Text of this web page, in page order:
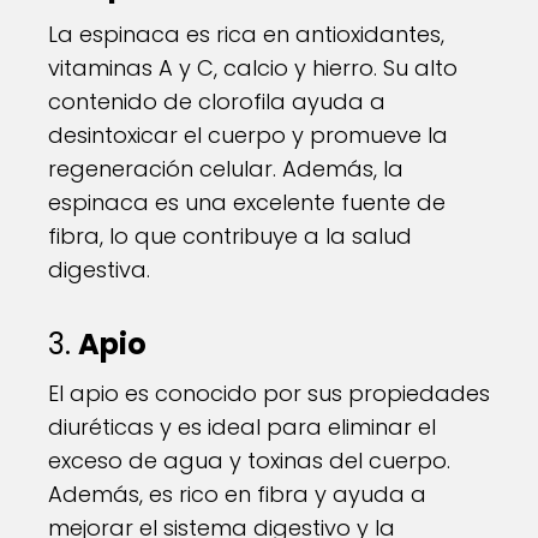
La espinaca es rica en antioxidantes,
vitaminas A y C, calcio y hierro. Su alto
contenido de clorofila ayuda a
desintoxicar el cuerpo y promueve la
regeneración celular. Además, la
espinaca es una excelente fuente de
fibra, lo que contribuye a la salud
digestiva.
3. Apio
El apio es conocido por sus propiedades
diuréticas y es ideal para eliminar el
exceso de agua y toxinas del cuerpo.
Además, es rico en fibra y ayuda a
mejorar el sistema digestivo y la